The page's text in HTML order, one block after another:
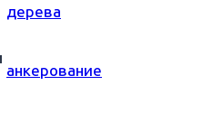
дерева
анкерование